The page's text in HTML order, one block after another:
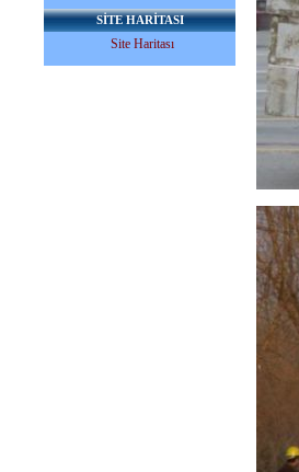
SİTE HARİTASI
Site Haritası